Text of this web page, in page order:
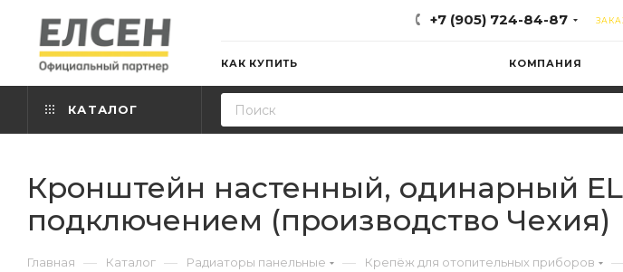
+7 (905) 724-84-87
КАК КУПИТЬ КОМПАНИЯ
КАТАЛОГ
Кронштейн настенный, одинарный
подключением (производство Чехия)
Главная — Каталог — Радиаторы панельные — Крепёж для отопительных приборов